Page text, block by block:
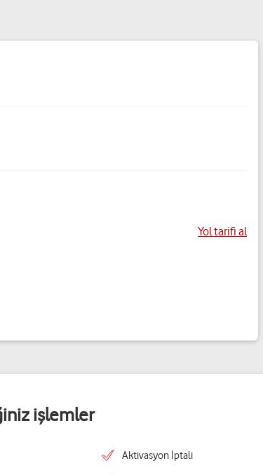
Yol tarifi al
işlemler
Aktivasyon İptali